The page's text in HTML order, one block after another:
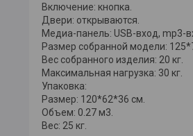
Включение: кнопка.
Двери: открываются.
Медиа-панель: USB-вход, mp3-
Размер собранной модели:
Вес собранного изделия: 20 кг.
Максимальная нагрузка: 30 кг.
Упаковка:
Размер: 120*62*36 см.
Объем: 0.27 м3.
Вес: 25 кг.